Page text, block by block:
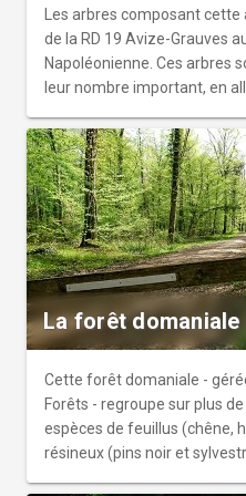
Les arbres composant
de la RD 19 Avize-Grauves
Napoléonienne. Ces arbres
leur nombre important, en
La forêt domaniale
Cette forêt domaniale -
Forêts - regroupe sur plus
espèces de feuillus (chêne,
résineux (pins noir et